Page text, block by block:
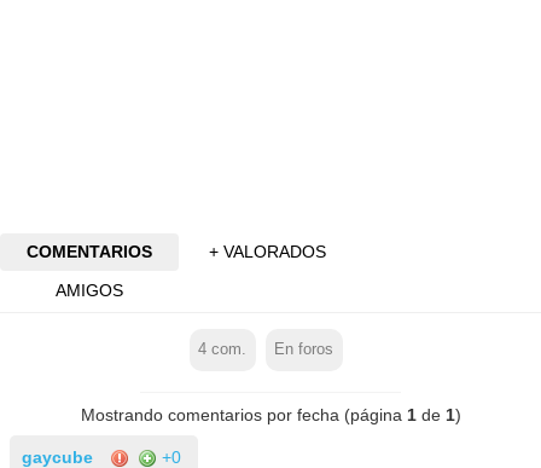
COMENTARIOS
+ VALORADOS
AMIGOS
4 com. En foros
Mostrando comentarios por fecha (página 1de 1)
gaycube +0